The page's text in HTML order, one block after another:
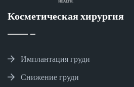
Косметическая хирургия
Имплантация груди
Снижение груди